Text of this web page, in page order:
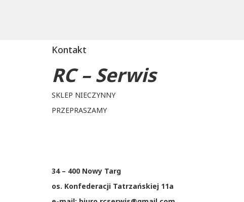
Kontakt
RC – Serwis
SKLEP NIECZYNNY
PRZEPRASZAMY
34 – 400 Nowy Targ
os. Konfederacji Tatrzańskiej 11a